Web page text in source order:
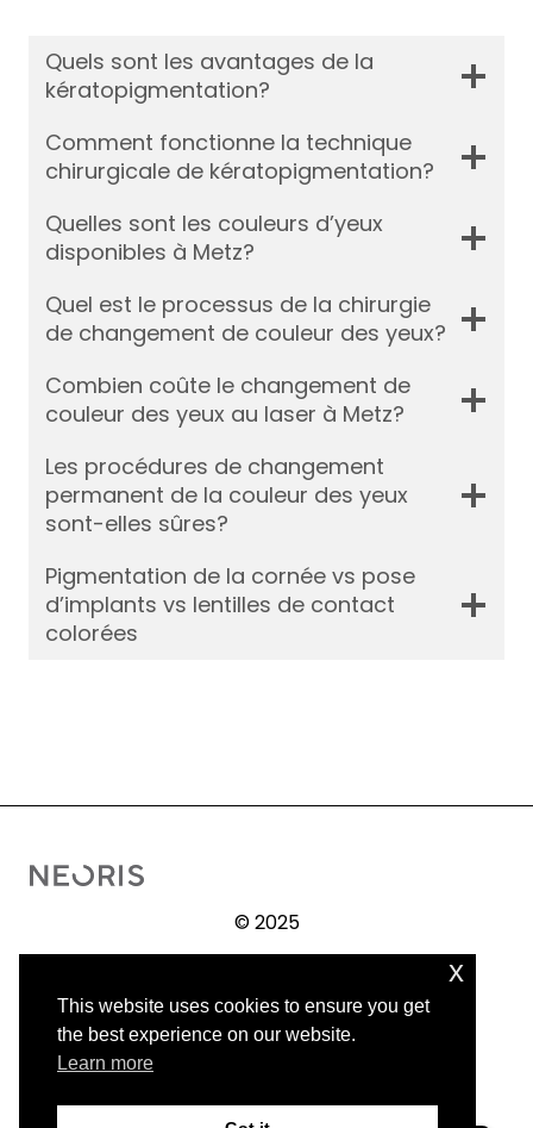
Quels sont les avantages de la
kératopigmentation?
Comment fonctionne la technique
chirurgicale de kératopigmentation?
Quelles sont les couleurs d’yeux
disponibles à Metz?
Quel est le processus de la chirurgie
de changement de couleur des yeux?
Combien coûte le changement de
couleur des yeux au laser à Metz?
Les procédures de changement
permanent de la couleur des yeux
sont-elles sûres?
Pigmentation de la cornée vs pose
d’implants vs lentilles de contact
colorées
© 2025
Vorher / Nachher
Wissenschaftliche Veröffentlichungen
This website uses cookies to ensure you get
the best experience on our website.
Learn more
x